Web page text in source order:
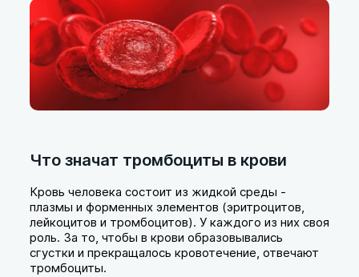
Что значат тромбоциты в крови
Кровь человека состоит из жидкой среды -
плазмы и форменных элементов (эритроцитов,
лейкоцитов и тромбоцитов). У каждого из них своя
роль. За то, чтобы в крови образовывались
сгустки и прекращалось кровотечение, отвечают
тромбоциты.